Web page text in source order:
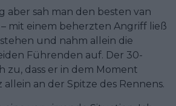
aber sah man den besten van
mit einem beherzten Angriff ließ
und nahm allein die
Führenden auf. Der 30-
zu, dass er in dem Moment
allein an der Spitze des Rennens.